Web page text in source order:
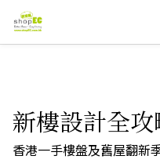
新樓設計全攻
香港一手樓盤及舊屋翻新